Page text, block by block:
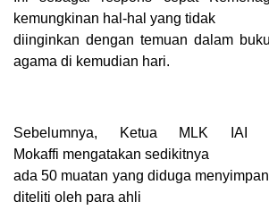
kemungkinan hal-hal yang tidak
diinginkan dengan temuan dalam
agama di kemudian hari.
Sebelumnya,
Ketua MLK IAI
Mokaffi mengatakan sedikitnya
ada 50 muatan yang diduga
diteliti oleh para ahli